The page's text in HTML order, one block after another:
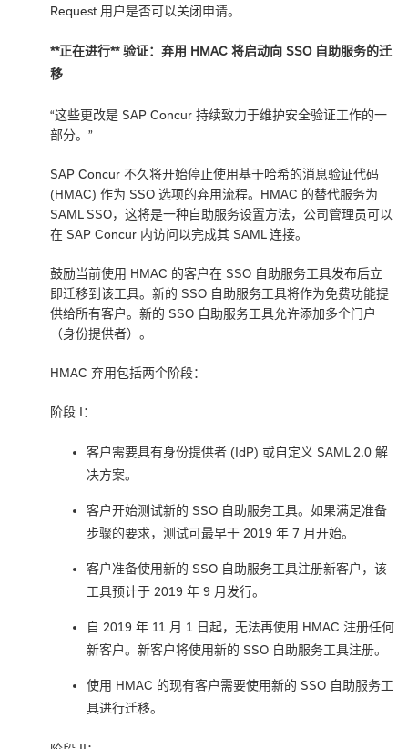
Request 用户是否可以关闭申请。
**正在进行** 验证：弃用 HMAC 将启动向 SSO 自助服务的迁
移
“这些更改是 SAP Concur 持续致力于维护安全验证工作的一
部分。”
SAP Concur 不久将开始停止使用基于哈希的消息验证代码
(HMAC) 作为 SSO 选项的弃用流程。HMAC 的替代服务为
SAML SSO，这将是一种自助服务设置方法，公司管理员可以
在 SAP Concur 内访问以完成其 SAML 连接。
鼓励当前使用 HMAC 的客户在 SSO 自助服务工具发布后立
即迁移到该工具。新的 SSO 自助服务工具将作为免费功能提
供给所有客户。新的 SSO 自助服务工具允许添加多个门户
（身份提供者）。
HMAC 弃用包括两个阶段：
阶段 I：
客户需要具有身份提供者 (IdP) 或自定义 SAML 2.0 解
决方案。
客户开始测试新的 SSO 自助服务工具。如果满足准备
步骤的要求，测试可最早于 2019 年 7 月开始。
客户准备使用新的 SSO 自助服务工具注册新客户，该
工具预计于 2019 年 9 月发行。
自 2019 年 11 月 1 日起，无法再使用 HMAC 注册任何
新客户。新客户将使用新的 SSO 自助服务工具注册。
使用 HMAC 的现有客户需要使用新的 SSO 自助服务工
具进行迁移。